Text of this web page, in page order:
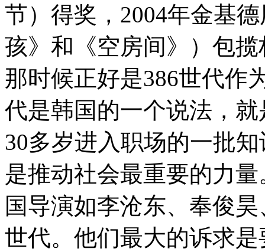
节）得奖，2004年金基
孩》和《空房间》）包
那时候正好是386世代作
代是韩国的一个说法，
30多岁进入职场的一批
是推动社会最重要的力
国导演如李沧东、奉俊
世代。他们最大的诉求